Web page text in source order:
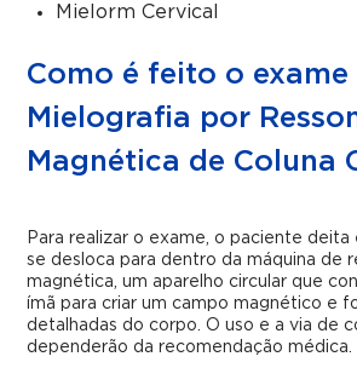
Mielorm Cervical
Como é feito o exame
Mielografia por
Magnética de Coluna
Para realizar o exame, o paciente deita
se desloca para dentro da máquina de
magnética, um aparelho circular que
ímã para criar um campo magnético e
detalhadas do corpo. O uso e a via de
dependerão da recomendação médica.